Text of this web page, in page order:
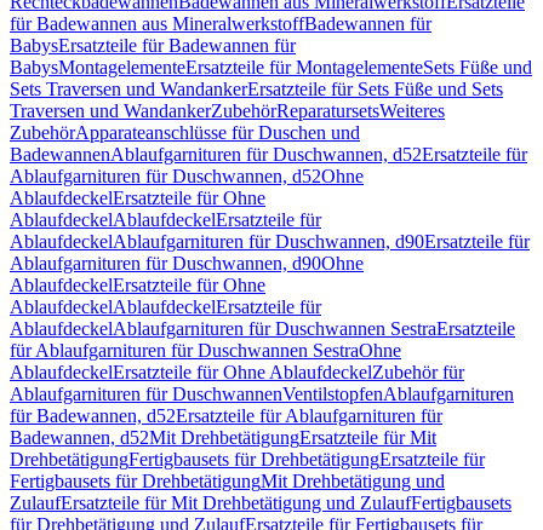
für Badewannen aus MineralwerkstoffBadewannen für
BabysErsatzteile für Badewannen für
BabysMontagelementeErsatzteile für MontagelementeSets Füße und
Sets Traversen und WandankerErsatzteile für Sets Füße und Sets
Traversen und WandankerZubehörReparatursetsWeiteres
ZubehörApparateanschlüsse für Duschen und
BadewannenAblaufgarnituren für Duschwannen, d52Ersatzteile für
Ablaufgarnituren für Duschwannen, d52Ohne
AblaufdeckelErsatzteile für Ohne
AblaufdeckelAblaufdeckelErsatzteile für
AblaufdeckelAblaufgarnituren für Duschwannen, d90Ersatzteile für
Ablaufgarnituren für Duschwannen, d90Ohne
AblaufdeckelErsatzteile für Ohne
AblaufdeckelAblaufdeckelErsatzteile für
AblaufdeckelAblaufgarnituren für Duschwannen SestraErsatzteile
für Ablaufgarnituren für Duschwannen SestraOhne
AblaufdeckelErsatzteile für Ohne AblaufdeckelZubehör für
Ablaufgarnituren für DuschwannenVentilstopfenAblaufgarnituren
für Badewannen, d52Ersatzteile für Ablaufgarnituren für
Badewannen, d52Mit DrehbetätigungErsatzteile für Mit
DrehbetätigungFertigbausets für DrehbetätigungErsatzteile für
Fertigbausets für DrehbetätigungMit Drehbetätigung und
ZulaufErsatzteile für Mit Drehbetätigung und ZulaufFertigbausets
für Drehbetätigung und ZulaufErsatzteile für Fertigbausets für